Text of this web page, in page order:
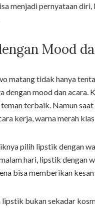
menjadi pernyataan
Mood
matang tidak hanya
dengan mood dan acara.
terbaik. Namun
kerja, warna merah
pilih lipstik dengan
hari, lipstik dengan
bisa memberikan
bukan sekadar